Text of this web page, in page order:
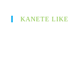
ΚΑΝΕΤΕ